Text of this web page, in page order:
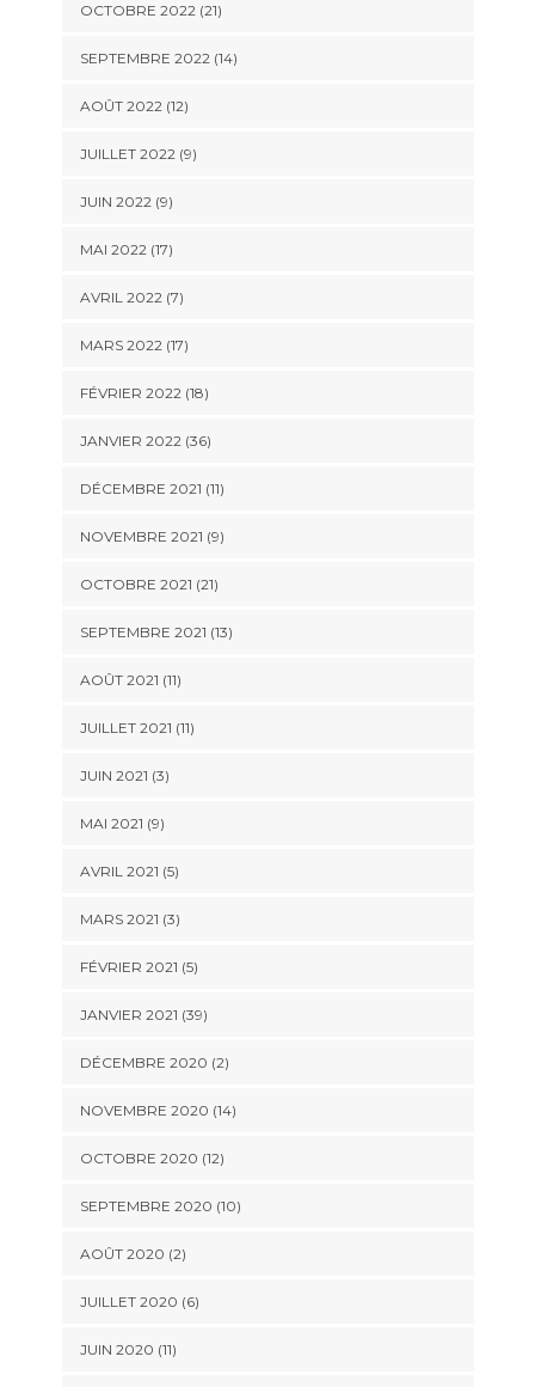
OCTOBRE 2022 (21)
SEPTEMBRE 2022 (14)
AOÛT 2022 (12)
JUILLET 2022 (9)
JUIN 2022 (9)
MAI 2022 (17)
AVRIL 2022 (7)
MARS 2022 (17)
FÉVRIER 2022 (18)
JANVIER 2022 (36)
DÉCEMBRE 2021 (11)
NOVEMBRE 2021 (9)
OCTOBRE 2021 (21)
SEPTEMBRE 2021 (13)
AOÛT 2021 (11)
JUILLET 2021 (11)
JUIN 2021 (3)
MAI 2021 (9)
AVRIL 2021 (5)
MARS 2021 (3)
FÉVRIER 2021 (5)
JANVIER 2021 (39)
DÉCEMBRE 2020 (2)
NOVEMBRE 2020 (14)
OCTOBRE 2020 (12)
SEPTEMBRE 2020 (10)
AOÛT 2020 (2)
JUILLET 2020 (6)
JUIN 2020 (11)